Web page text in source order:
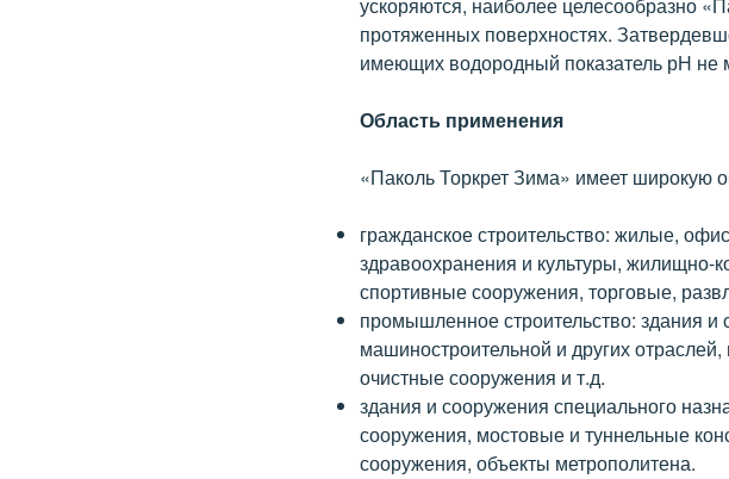
ускоряются, наиболее целесообразно
протяженных поверхностях.
имеющих водородный показатель рН не
Область применения
«Паколь Торкрет Зима» имеет широкую
гражданское строительство: жилые,
здравоохранения и культуры,
спортивные сооружения, торговые,
промышленное строительство: здания и
машиностроительной и других
очистные сооружения и т.д.
здания и сооружения специального
сооружения, мостовые и туннельные
сооружения, объекты метрополитена.